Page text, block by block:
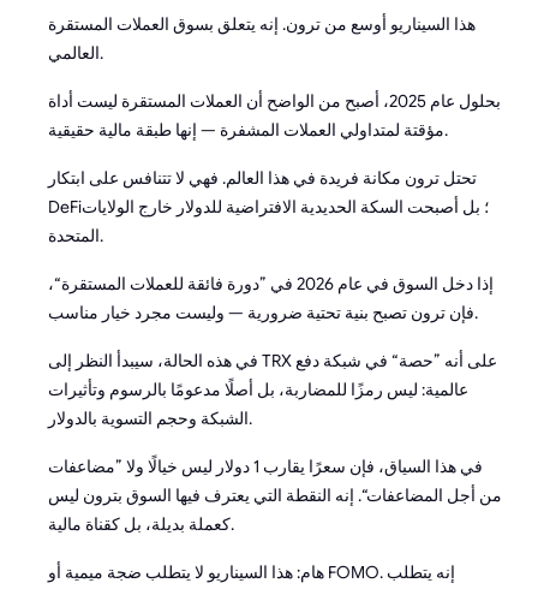
هذا السيناريو أوسع من ترون. إنه يتعلق بسوق العملات المستقرة
العالمي.
بحلول عام 2025، أصبح من الواضح أن العملات المستقرة ليست أداة
مؤقتة لمتداولي العملات المشفرة — إنها طبقة مالية حقيقية.
تحتل ترون مكانة فريدة في هذا العالم. فهي لا تتنافس على ابتكار
DeFi؛ بل أصبحت السكة الحديدية الافتراضية للدولار خارج الولايات
المتحدة.
إذا دخل السوق في عام 2026 في ”دورة فائقة للعملات المستقرة“،
فإن ترون تصبح بنية تحتية ضرورية — وليست مجرد خيار مناسب.
في هذه الحالة، سيبدأ النظر إلى TRX على أنه ”حصة“ في شبكة دفع
عالمية: ليس رمزًا للمضاربة، بل أصلًا مدعومًا بالرسوم وتأثيرات
الشبكة وحجم التسوية بالدولار.
في هذا السياق، فإن سعرًا يقارب 1 دولار ليس خيالًا ولا ”مضاعفات
من أجل المضاعفات“. إنه النقطة التي يعترف فيها السوق بترون ليس
كعملة بديلة، بل كقناة مالية.
هام: هذا السيناريو لا يتطلب ضجة ميمية أو FOMO. إنه يتطلب